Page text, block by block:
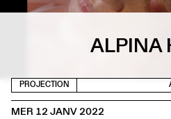
Médiathèque
ALPINA
PROJECTION
MER 12 JANV 2022